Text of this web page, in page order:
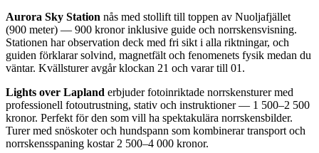
Aurora Sky Station nås med stollift till toppen av Nuoljafjället
(900 meter) — 900 kronor inklusive guide och norrskensvisning.
Stationen har observation deck med fri sikt i alla riktningar, och
guiden förklarar solvind, magnetfält och fenomenets fysik medan du
väntar. Kvällsturer avgår klockan 21 och varar till 01.
Lights over Lapland erbjuder fotoinriktade norrskensturer med
professionell fotoutrustning, stativ och instruktioner — 1 500–2 500
kronor. Perfekt för den som vill ha spektakulära norrskensbilder.
Turer med snöskoter och hundspann som kombinerar transport och
norrskensspaning kostar 2 500–4 000 kronor.